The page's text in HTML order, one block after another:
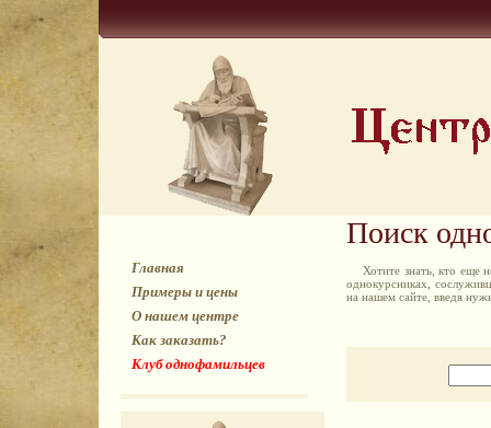
Главная
Примеры и цены
О нашем центре
Как заказать?
Клуб однофамильцев
Поиск
Хотите знать, кто еще
однокурсниках,
на нашем сайте, введя